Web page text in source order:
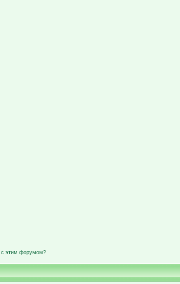
с этим форумом?